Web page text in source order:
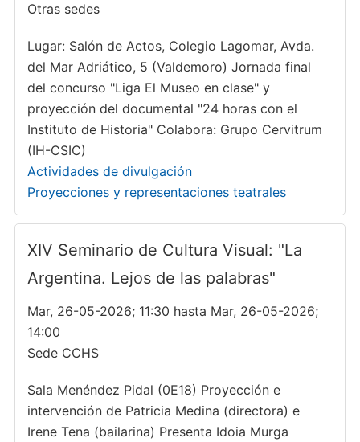
Otras sedes
Lugar: Salón de Actos, Colegio Lagomar, Avda.
del Mar Adriático, 5 (Valdemoro) Jornada final
del concurso "Liga El Museo en clase" y
proyección del documental "24 horas con el
Instituto de Historia" Colabora: Grupo Cervitrum
(IH-CSIC)
Actividades de divulgación
Proyecciones y representaciones teatrales
XIV Seminario de Cultura Visual: "La
Argentina. Lejos de las palabras"
Mar, 26-05-2026; 11:30 hasta Mar, 26-05-2026;
14:00
Sede CCHS
Sala Menéndez Pidal (0E18) Proyección e
intervención de Patricia Medina (directora) e
Irene Tena (bailarina) Presenta Idoia Murga